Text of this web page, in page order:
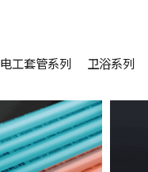
电工套管系列 卫浴系列